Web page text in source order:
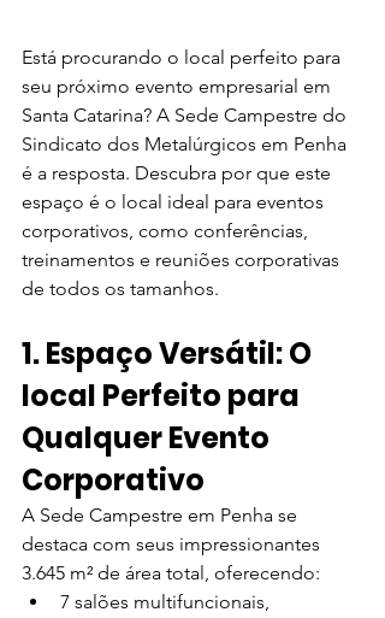
Está procurando o local perfeito para
seu próximo evento empresarial em
Santa Catarina? A Sede Campestre do
Sindicato dos Metalúrgicos em Penha
é a resposta. Descubra por que este
espaço é o local ideal para eventos
corporativos, como conferências,
treinamentos e reuniões corporativas
de todos os tamanhos.
1. Espaço Versátil: O
local Perfeito para
Qualquer Evento
Corporativo
A Sede Campestre em Penha se
destaca com seus impressionantes
3.645 m² de área total, oferecendo:
7 salões multifuncionais,